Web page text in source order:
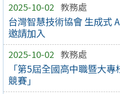
2025-10-02 教務處
台灣智慧技術協會 生成式
邀請加入
2025-10-02 教務處
「第5屆全國高中職暨大
競賽」